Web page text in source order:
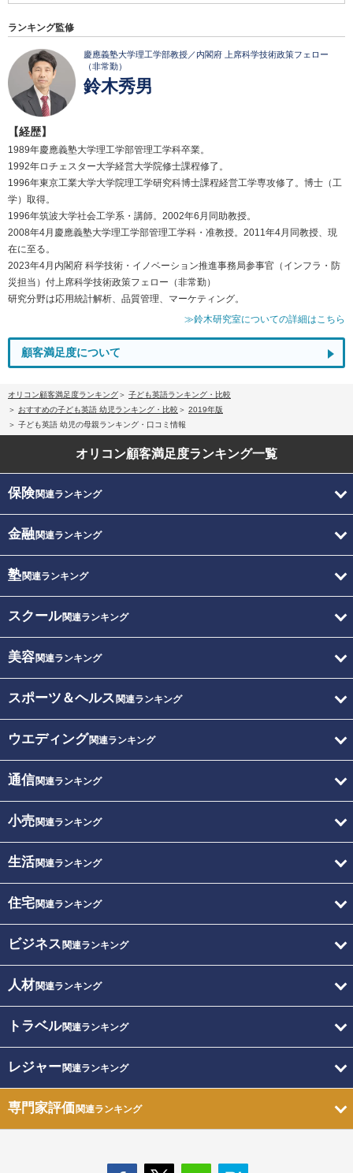
ランキング監修
慶應義塾大学理工学部教授／内閣府 上席科学技術政策フェロー
（非常勤）
鈴木秀男
【経歴】
1989年慶應義塾大学理工学部管理工学科卒業。
1992年ロチェスター大学経営大学院修士課程修了。
1996年東京工業大学大学院理工学研究科博士課程経営工学専攻修了。博士（工
学）取得。
1996年筑波大学社会工学系・講師。2002年6月同助教授。
2008年4月慶應義塾大学理工学部管理工学科・准教授。2011年4月同教授、現
在に至る。
2023年4月内閣府 科学技術・イノベーション推進事務局参事官（インフラ・防
災担当）付上席科学技術政策フェロー（非常勤）
研究分野は応用統計解析、品質管理、マーケティング。
≫鈴木研究室についての詳細はこちら
顧客満足度について
オリコン顧客満足度ランキング
子ども英語ランキング・比較
おすすめの子ども英語 幼児ランキング・比較
2019年版
子ども英語 幼児の母親ランキング・口コミ情報
オリコン顧客満足度ランキング一覧
保険関連ランキング
金融関連ランキング
塾関連ランキング
スクール関連ランキング
美容関連ランキング
スポーツ＆ヘルス 関連ランキング
ウエディング関連ランキング
通信関連ランキング
小売関連ランキング
生活関連ランキング
住宅関連ランキング
ビジネス 関連ランキング
人材関連ランキング
トラベル関連ランキング
レジャー関連ランキング
専門家評価関連ランキング